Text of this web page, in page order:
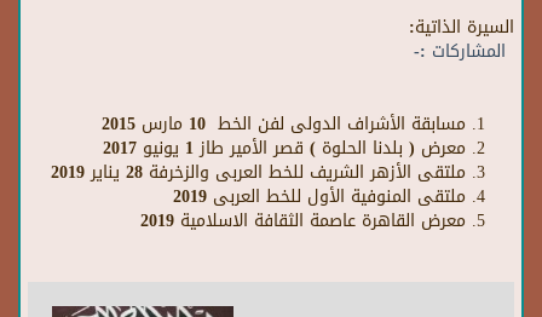
السيرة الذاتية:
المشاركات :-
مسابقة الأشراف الدولى لفن الخط 10 مارس 2015
معرض ( بلدنا الحلوة ) قصر الأمير طاز 1 يونيو 2017
ملتقى الأزهر الشريف للخط العربى والزخرفة 28 يناير 2019
ملتقى المنوفية الأول للخط العربى 2019
معرض القاهرة عاصمة الثقافة الاسلامية 2019